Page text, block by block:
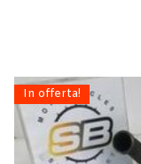
In offerta!